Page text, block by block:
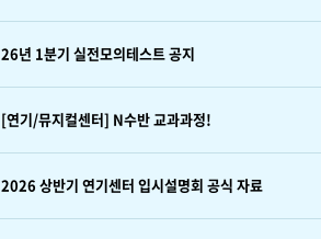
26년 1분기 실전모의테스트 공지
[연기/뮤지컬센터] N수반 교과과정!
2026 상반기 연기센터 입시설명회 공식 자료